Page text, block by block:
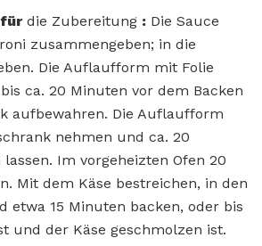
die Zubereitung : Die Sauce
zusammengeben; in die
Die Auflaufform mit Folie
ca. 20 Minuten vor dem Backen
aufbewahren. Die Auflaufform
nehmen und ca. 20
Im vorgeheizten Ofen 20
Mit dem Käse bestreichen, in den
etwa 15 Minuten backen, oder bis
und der Käse geschmolzen ist.